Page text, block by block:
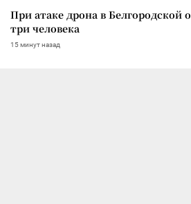
При атаке дрона в Белгородской
три человека
15 минут назад